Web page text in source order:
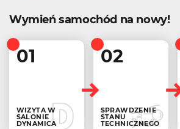
Wymień samochód na nowy!
01
WIZYTA W
SALONIE
DYNAMICA
02
SPRAWDZENIE
STANU
TECHNICZNEGO